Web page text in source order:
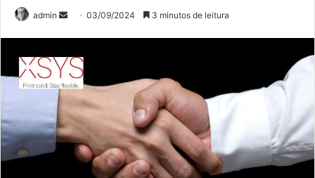
admin
Mande
mail
03/09/2024 3 minutos de leitura